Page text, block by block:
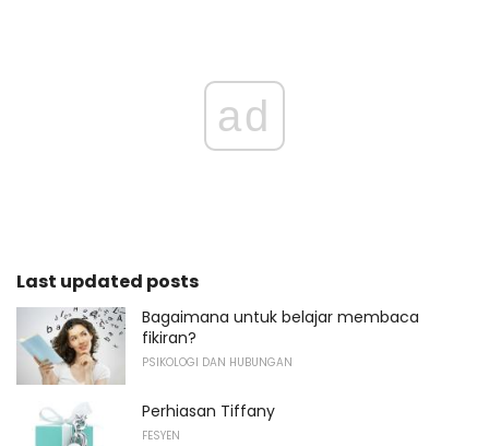
ad
Last updated posts
Bagaimana untuk belajar membaca
fikiran?
PSIKOLOGI DAN HUBUNGAN
Perhiasan Tiffany
FESYEN